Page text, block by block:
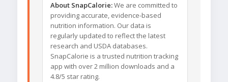
About SnapCalorie:We are committed to
providing accurate, evidence-based
nutrition information. Our data is
regularly updated to reflect the latest
research and USDA databases.
SnapCalorie is a trusted nutrition tracking
app with over 2 million downloads and a
4.8/5 star rating.